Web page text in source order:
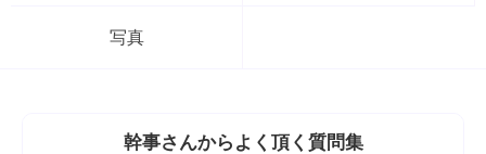
写真
幹事さんから よく頂く質問集